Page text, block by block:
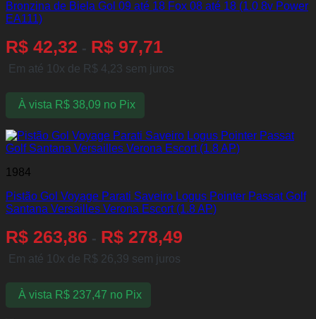
Bronzina de Biela Gol 09 até 18 Fox 08 até 18 (1.0 8v Power
EA111)
R$ 42,32 - R$ 97,71
Em até 10x de R$ 4,23 sem juros
À vista R$38,09 no Pix
1984
Pistão Gol Voyage Parati Saveiro Logus Pointer Passat Golf
Santana Versailles Verona Escort (1.8 AP)
R$ 263,86 - R$ 278,49
Em até 10x de R$ 26,39 sem juros
À vista R$237,47 no Pix